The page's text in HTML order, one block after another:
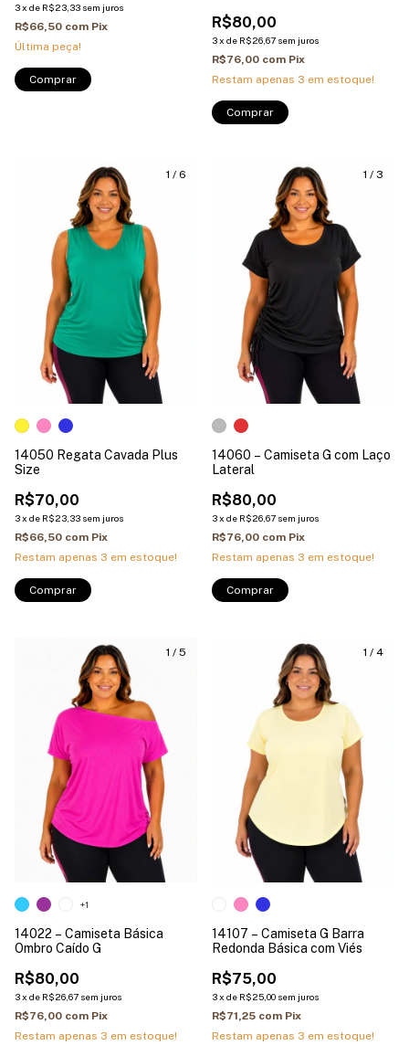
3x de R$23,33 sem juros
R$66,50 com Pix
Última peça!
Comprar
R$80,00
3x de R$26,67 sem juros
R$76,00 com Pix
Restam apenas 3 em estoque!
1 / 6
14050 Regata Cavada Plus
Size
R$70,00
3x de R$23,33 sem juros
R$66,50 com Pix
Restam apenas 3 em estoque!
Comprar
1 / 3
14060 – Camiseta G com Laço
Lateral
R$80,00
3x de R$26,67 sem juros
R$76,00 com Pix
Restam apenas 3 em estoque!
Comprar
1 / 5
14022 – Camiseta Básica
Ombro Caído G
R$80,00
3x de R$26,67 sem juros
R$76,00 com Pix
Restam apenas 3 em estoque!
+1
1 / 4
14107 – Camiseta G Barra
Redonda Básica com Viés
R$75,00
3x de R$25,00 sem juros
R$71,25 com Pix
Restam apenas 3 em estoque!